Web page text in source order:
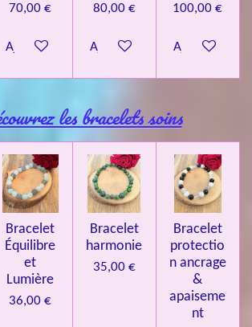
70,00 €
Ajouter au panier
80,00 €
Ajouter au panier
100,00 €
Ajouter au
les bracelets soins
Bracelet
Équilibre
et
Lumière
36,00 €
Bracelet
harmonie
35,00 €
Bracelet
protectio
n ancrage
&
apaiseme
nt